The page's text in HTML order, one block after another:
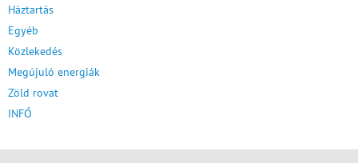
Háztartás
Egyéb
Közlekedés
Megújuló energiák
Zöld rovat
INFÓ